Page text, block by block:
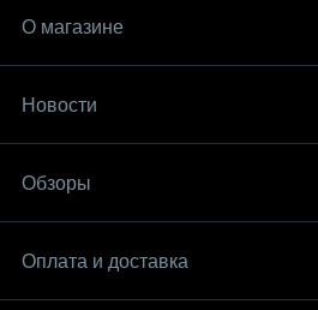
О магазине
Новости
Обзоры
Оплата и доставка